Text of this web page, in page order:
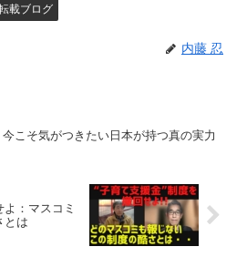
載ブログ
内藤 忍
今こそ気がつきたい日本が持つ真の実力
：マスコミ
とは